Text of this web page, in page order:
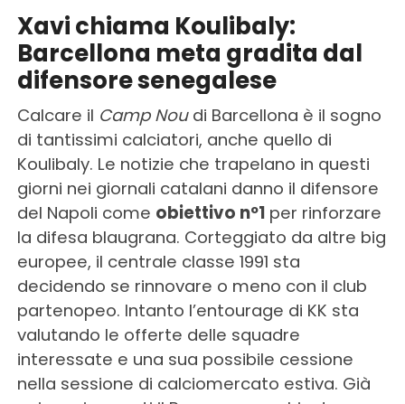
Xavi chiama Koulibaly:
Barcellona meta gradita dal
difensore senegalese
Calcare il Camp Noudi Barcellona è il sogno
di tantissimi calciatori, anche quello di
Koulibaly. Le notizie che trapelano in questi
giorni nei giornali catalani danno il difensore
del Napoli come obiettivo nº1 per rinforzare
la difesa blaugrana. Corteggiato da altre big
europee, il centrale classe 1991 sta
decidendo se rinnovare o meno con il club
partenopeo. Intanto l’entourage di KK sta
valutando le offerte delle squadre
interessate e una sua possibile cessione
nella sessione di calciomercato estiva. Già